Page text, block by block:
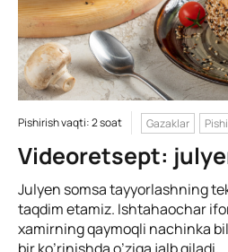
Pishirish vaqti: 2 soat Gazaklar
Videoretsept:
Julyen somsa tayyorlashning
taqdim etamiz. Ishtahaochar
xamirning qaymoqli nachinka